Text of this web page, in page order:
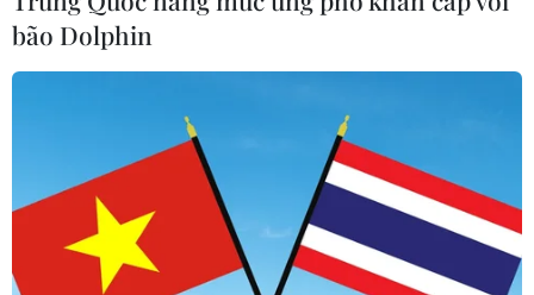
bão Dolphin